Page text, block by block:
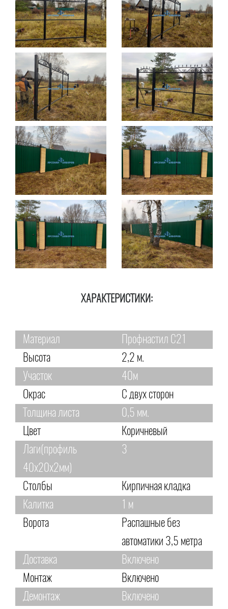
ХАРАКТЕРИСТИКИ:
Материал
Профнастил С21
Высота
2,2 м.
Участок
40м
Окрас
С двух сторон
Толщина листа
0,5 мм.
Цвет
Коричневый
Лаги(профиль
40х20х2мм)
3
Столбы
Кирпичная кладка
Калитка
1 м
Ворота
Распашные без
автоматики 3,5 метра
Доставка
Включено
Монтаж
Включено
Демонтаж
Включено